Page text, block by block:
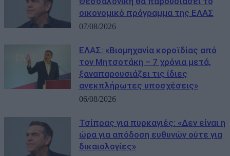
οικονομικό πρόγραμμα της ΕΛΑΣ
07/08/2026
ΕΛΑΣ: «Βιομηχανία κοροϊδίας από
τον Μητσοτάκη – 7 χρόνια μετά,
ξαναπαρουσιάζει τις ίδιες
ανεκπλήρωτες υποσχέσεις»
06/08/2026
Τσίπρας για πυρκαγιές: «Δεν είναι η
ώρα για απόδοση ευθυνών ούτε για
δικαιολογίες»